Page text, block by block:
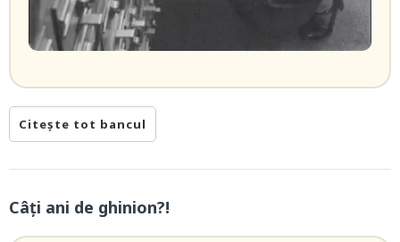
Citește tot bancul
Câți ani de ghinion?!